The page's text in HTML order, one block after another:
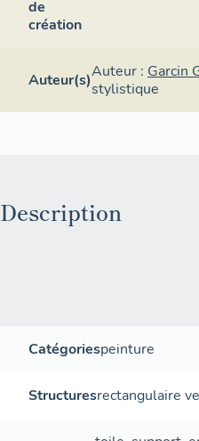
de
création
Auteur(s)Auteur : Garcin
stylistique
Description
Catégoriespeinture
Structuresrectangulaire